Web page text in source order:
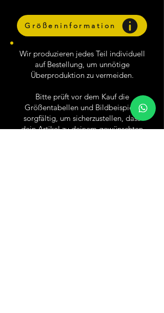
Größeninformation
Wir produzieren jedes Teil individuell
auf Bestellung, um unnötige
Überproduktion zu vermeiden.
Bitte prüft vor dem Kauf die
Größentabellen und Bildbeispiele
sorgfältig, um sicherzustellen, dass
dein Artikel zu deinem gewünschten